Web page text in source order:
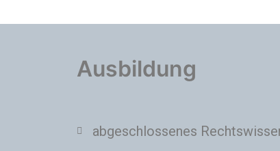
Ausbildung
abgeschlossenes